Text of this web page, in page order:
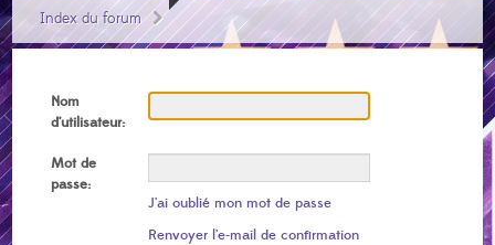
Index du forum
Nom
d’utilisateur:
Mot de
passe:
J’ai oublié mon mot de passe
Renvoyer l’e-mail de confirmation